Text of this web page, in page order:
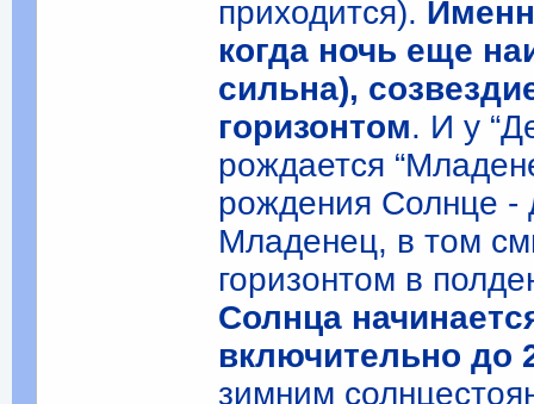
приходится).
когда ночь еще
сильна),
горизонтом. И у
рождается
рождения Солнце -
Младенец, в том
горизонтом в
Солнца
включительно до
зимним